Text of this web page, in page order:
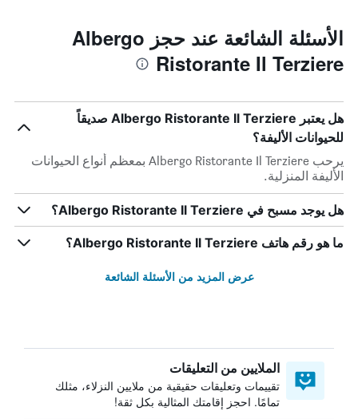
الأسئلة الشائعة عند حجز Albergo
Ristorante Il Terziere
هل يعتبر Albergo Ristorante Il Terziere صديقاً
للحيوانات الأليفة؟
يرحب Albergo Ristorante Il Terziere بمعظم أنواع الحيوانات
الأليفة المنزلية.
هل يوجد مسبح في Albergo Ristorante Il Terziere؟
ما هو رقم هاتف Albergo Ristorante Il Terziere؟
عرض المزيد من الأسئلة الشائعة
الملايين من التعليقات
تقييمات وتعليقات حقيقية من ملايين النزلاء، مثلك
تمامًا. احجز إقامتك المثالية بكل ثقة!